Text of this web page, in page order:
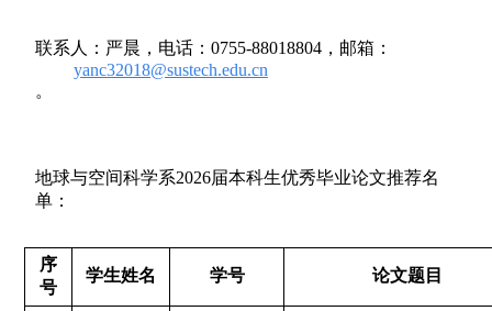
联系人：严晨，电话：0755-88018804 ，邮箱：
yanc32018@sustech.edu.cn
。
地球与空间科学系2026届本科生优秀毕业论文推荐名
单：
序
号
学生姓名 学号 论文题目